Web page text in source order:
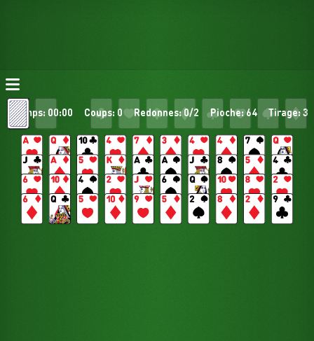
Temps: 00:00 Coups: 0 Redonnes: 0/2 Pioche: 64 Tirage: 3